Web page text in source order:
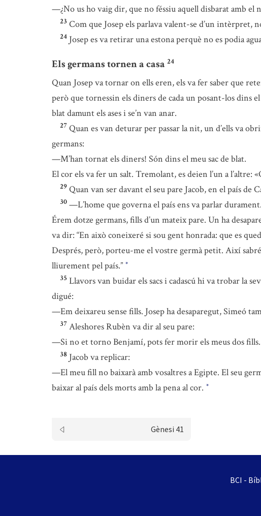
—¿No us ho vaig dir, que no féssiu aquell disbarat amb el
23 Com que Josep els parlava valent-se d’un intèrpret,
24 Josep es va retirar una estona perquè no es podia
Els germans tornen a casa 24
Quan Josep va tornar on ells eren, els va fer saber que
però que tornessin els diners de cada un posant-los dins
blat damunt els ases i se’n van anar.
27 Quan es van deturar per passar la nit, un d’ells va
germans:
—M’han tornat els diners! Són dins el meu sac de blat.
El cor els va fer un salt. Tremolant, es deien l’un a l’altre:
29 Quan van ser davant el seu pare Jacob, en el país de
30 —L’home que governa el país ens va parlar
Érem dotze germans, fills d’un mateix pare. Un ha
va dir: “En això coneixeré si sou gent honrada: que es
Després, però, porteu-me el vostre germà petit. Així
lliurement pel país.” *
35 Llavors van buidar els sacs i cadascú hi va trobar la
digué:
—Em deixareu sense fills. Josep ha desaparegut, Simeó
37 Aleshores Rubèn va dir al seu pare:
—Si no et torno Benjamí, pots fer morir els meus dos
38 Jacob va replicar:
—El meu fill no baixarà amb vosaltres a Egipte. El seu
baixar al país dels morts amb la pena al cor. *
Gènesi 41
BCI -